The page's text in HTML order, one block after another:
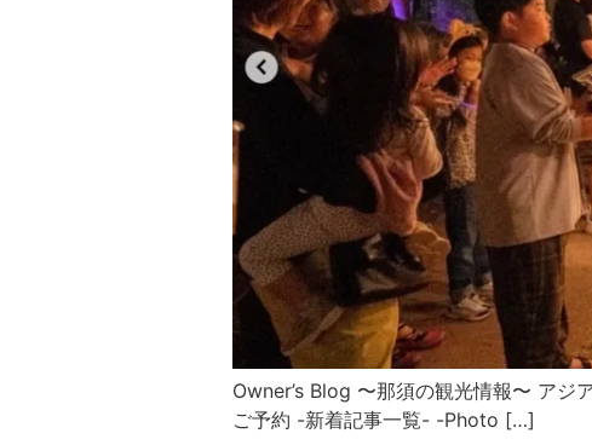
Owner’s Blog 〜那須の観光情報〜 ア
ご予約 -新着記事一覧- -Photo […]